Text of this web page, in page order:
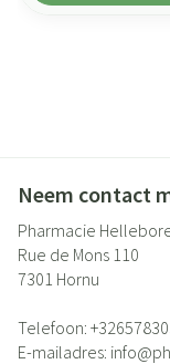
Neem contact
Pharmacie
Rue de Mons 110
7301 Hornu
Telefoon:
E-mailadres: info@